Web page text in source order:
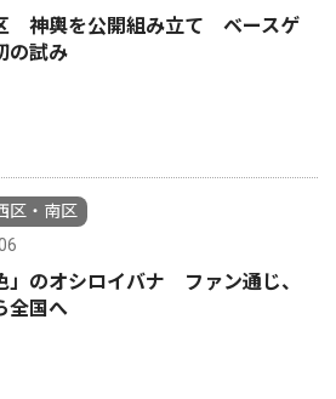
神輿を公開組み立て ベースゲ
の試み
区・南区
」のオシロイバナ ファン通じ、
全国へ